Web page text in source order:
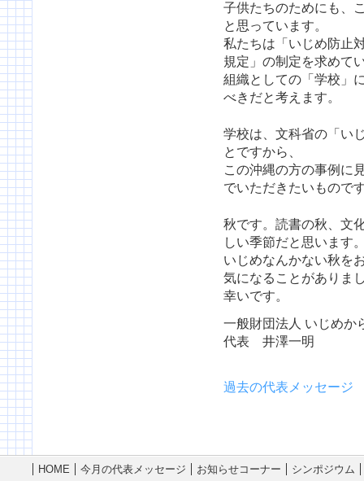
子供たちのためにも、
と思っています。
私たちは「いじめ防止
規定」の制定を求めて
組織としての「学校」
べきだと考えます。
学校は、文科省の「い
とですから、
この沖縄の方の事例に
でいただきたいもので
秋です。読書の秋、文
しい季節だと思います
いじめなんかない秋を
気になることがありま
幸いです。
一般財団法人 いじめか
代表 井澤一明
過去の代表メッセージ
HOME 今月の代表メッセージ お知らせコーナー シンポジウム